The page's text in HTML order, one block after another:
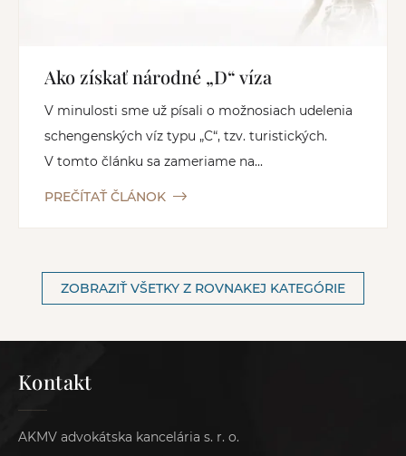
Ako získať národné „D“ víza
V minulosti sme už písali o možnosiach udelenia
schengenských víz typu „C“, tzv. turistických.
V tomto článku sa zameriame na...
PREČÍTAŤ ČLÁNOK
ZOBRAZIŤ VŠETKY Z ROVNAKEJ KATEGÓRIE
Kontakt
AKMV advokátska kancelária s. r. o.